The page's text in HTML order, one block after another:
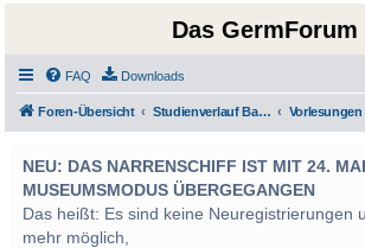
Das GermForum
FAQ Downloads
Foren-Übersicht Studienverlauf Bachelor-/Masterstudien sowie UF Deutsch Vorlesungen
NEU: DAS NARRENSCHIFF IST MIT 24.
MUSEUMSMODUS ÜBERGEGANGEN
Das heißt: Es sind keine Neuregistrierungen
mehr möglich,